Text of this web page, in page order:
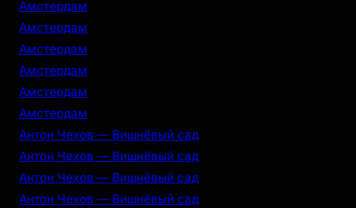
Амстердам
Амстердам
Амстердам
Амстердам
Амстердам
Амстердам
Антон Чехов — Вишнёвый сад
Антон Чехов — Вишнёвый сад
Антон Чехов — Вишнёвый сад
Антон Чехов — Вишнёвый сад